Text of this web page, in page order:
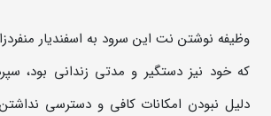
وظیفه نوشتن نت این سرود به اسفندیار
که خود نیز دستگیر و مدتی زندانی بود،
دلیل نبودن امکانات کافی و دسترسی